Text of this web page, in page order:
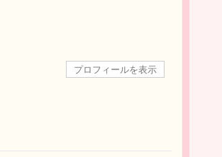
プロフィールを表示